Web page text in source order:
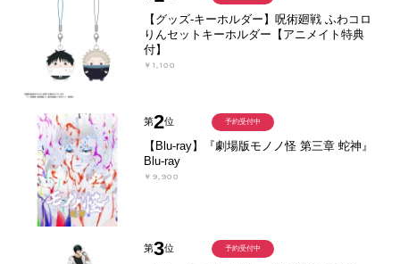
【グッズ-キーホルダー】呪術廻戦 ふわコロ
りんセットキーホルダー【アニメイト特典
付】
￥1,100
第2位
【Blu-ray】『劇場版モノノ怪 第三章 蛇神』
Blu-ray
￥9,900
予約受付中
第3位 予約受付中